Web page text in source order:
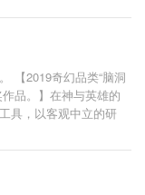
【2019奇幻品类“脑洞
品。】在神与英雄的
具，以客观中立的研
超凡生物，成为最初
界的资源、知识甚至
炬，将巫师的荣光播
，验证信息是“冠位